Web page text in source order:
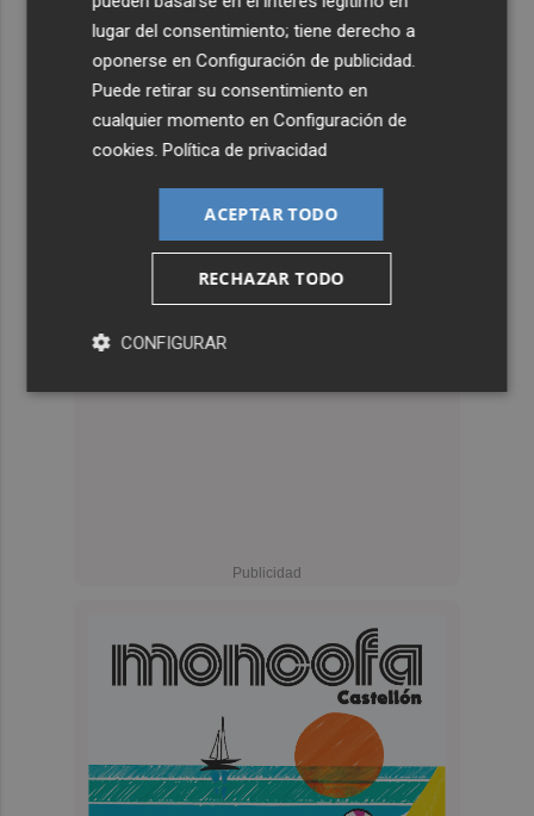
lugar del consentimiento; tiene derecho a
oponerse enConfiguración de publicidad.
Puede retirar su consentimiento en
cualquier momento enConfiguración de
cookies.Política de privacidad
ACEPTAR TODO
RECHAZAR TODO
CONFIGURAR